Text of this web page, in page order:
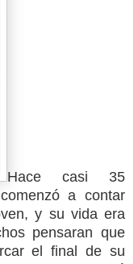
Hace casi 35
a contar
y su vida era
pensaran que
el final de su